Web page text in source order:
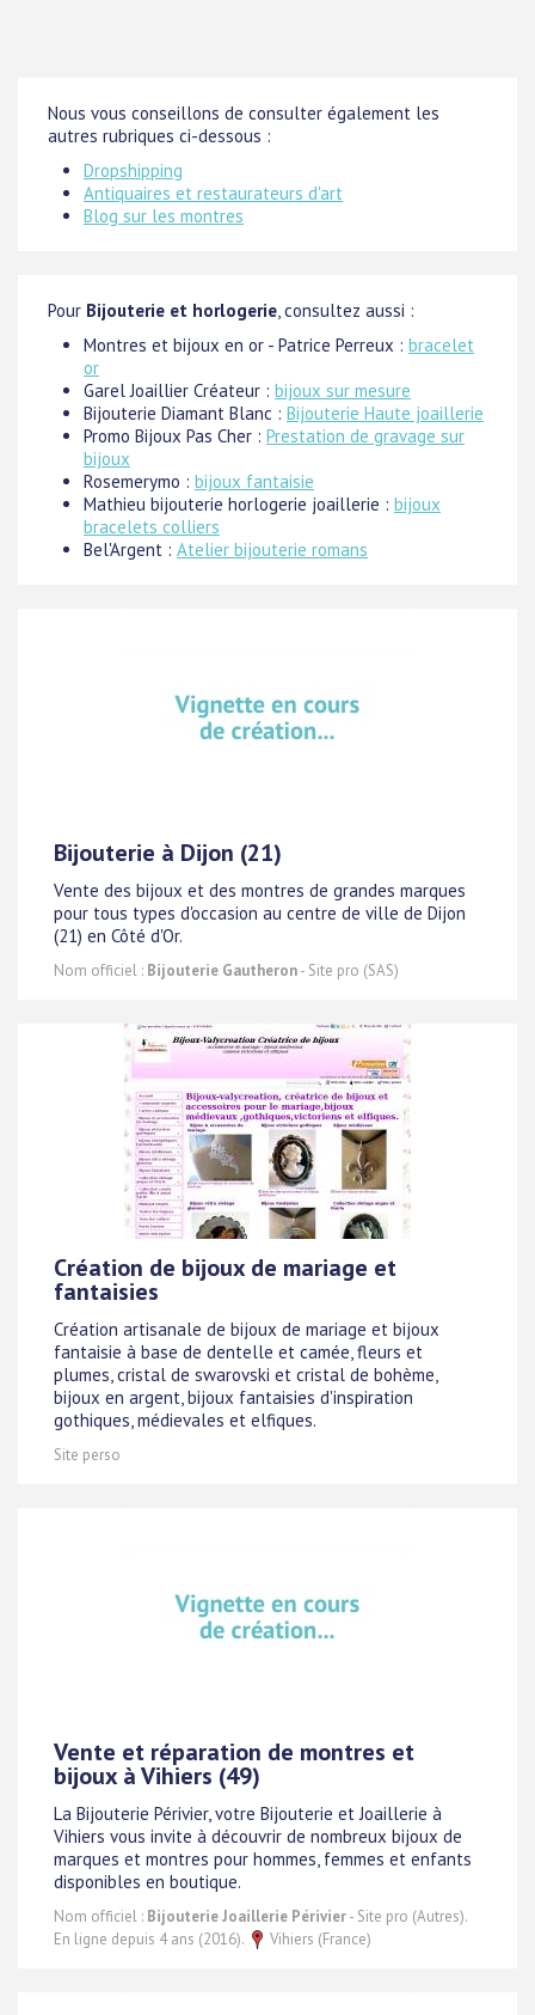
Nous vous conseillons de consulter également les
autres rubriques ci-dessous :
Dropshipping
Antiquaires et restaurateurs d'art
Blog sur les montres
Pour Bijouterie et horlogerie , consultez aussi :
Montres et bijoux en or - Patrice Perreux : bracelet
or
Garel Joaillier Créateur : bijoux sur mesure
Bijouterie Diamant Blanc : Bijouterie Haute joaillerie
Promo Bijoux Pas Cher : Prestation de gravage sur
bijoux
Rosemerymo : bijoux fantaisie
Mathieu bijouterie horlogerie joaillerie : bijoux
bracelets colliers
Bel'Argent : Atelier bijouterie romans
Bijouterie à Dijon (21)
Vente des bijoux et des montres de grandes marques
pour tous types d'occasion au centre de ville de Dijon
(21) en Côté d'Or.
Nom officiel : Bijouterie Gautheron- Site pro (SAS)
Création de bijoux de mariage et
fantaisies
Création artisanale de bijoux de mariage et bijoux
fantaisie à base de dentelle et camée, fleurs et
plumes, cristal de swarovski et cristal de bohème,
bijoux en argent, bijoux fantaisies d'inspiration
gothiques, médievales et elfiques.
Site perso
Vente et réparation de montres et
bijoux à Vihiers (49)
La Bijouterie Périvier, votre Bijouterie et Joaillerie à
Vihiers vous invite à découvrir de nombreux bijoux de
marques et montres pour hommes, femmes et enfants
disponibles en boutique.
Nom officiel : Bijouterie Joaillerie Périvier- Site pro (Autres).
En ligne depuis 4 ans (2016).
Vihiers (France)